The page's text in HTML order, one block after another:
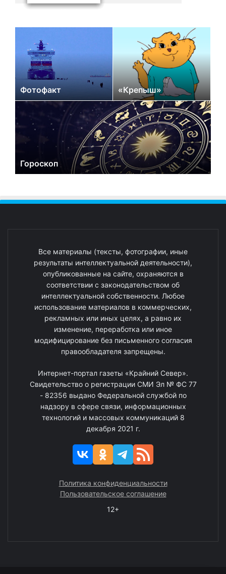
Фотофакт «Крепыш»
Гороскоп
Все материалы (тексты, фотографии, иные
результаты интеллектуальной деятельности),
опубликованные на сайте, охраняются в
соответствии с законодательством об
интеллектуальной собственности. Любое
использование материалов в коммерческих,
рекламных или иных целях, а равно их
изменение, переработка или иное
модифицирование без письменного согласия
правообладателя запрещены.
Интернет-портал газеты «Крайний Север».
Свидетельство о регистрации СМИ Эл № ФС 77
- 82356 выдано Федеральной службой по
надзору в сфере связи, информационных
технологий и массовых коммуникаций 8
декабря 2021 г.
Политика конфиденциальности
Пользовательское соглашение
12+